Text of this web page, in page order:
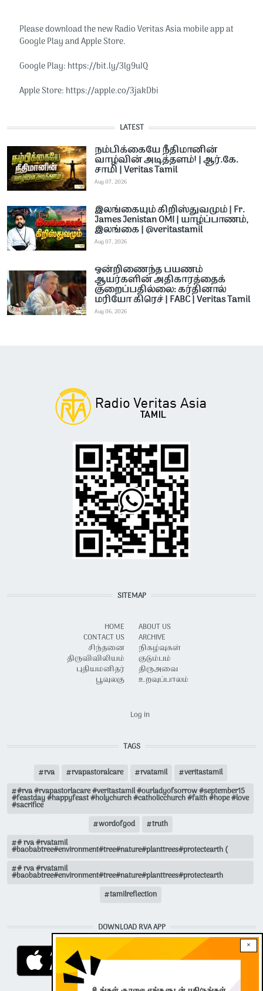
Please download the new Radio Veritas Asia mobile app at
Google Play and Apple Store.
Google Play: https://bit.ly/3lg9uIQ
Apple Store: https://apple.co/3jakDbi
LATEST
நம்பிக்கையே நீதிமானின்
வாழ்வின் அடித்தளம்! | ஆர்.கே.
சாமி | Veritas Tamil
Aug 07, 2026
இலங்கையும் கிறிஸ்துவமும் | Fr.
James Jenistan OMI | யாழ்ப்பாணம்,
இலங்கை | @veritastamil ​
Aug 07, 2026
ஒன்றிணைந்த பயணம்
ஆயர்களின் அதிகாரத்தைக்
குறைப்பதில்லை: கர்தினால்
மரியோ கிரெச் | FABC | Veritas Tamil
Aug 06, 2026
×
SITEMAP
HOME
CONTACT US
சிந்தனை
திருவிவிலியம்
புதியமனிதர்
பூவுலகு
ABOUT US
ARCHIVE
நிகழ்வுகள்
குடும்பம்
திருஅவை
உறவுப்பாலம்
Log in
TAGS
rva rvapastoralcare rvatamil
veritastamil
#rva #rvapastorlacare #veritastamil #ourladyofsorrow #september15
#feastday #happyfeast #holychurch #catholicchurch #faith #hope #love
#sacrifice
wordofgod
truth
# rva #rvatamil
#baobabtree#environment#tree#nature#planttrees#protectearth (
# rva #rvatamil
#baobabtree#environment#tree#nature#planttrees#protectearth
tamilreflection
DOWNLOAD RVA APP